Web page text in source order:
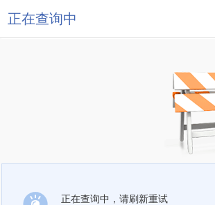
正在查询中
正在查询中，请刷新重试